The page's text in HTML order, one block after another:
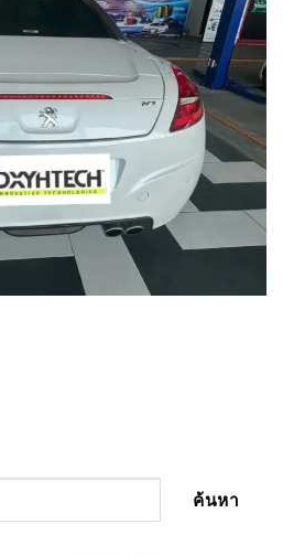
ค้นหา